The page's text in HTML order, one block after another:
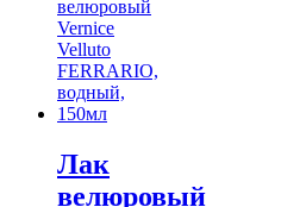
Лак
велюровый